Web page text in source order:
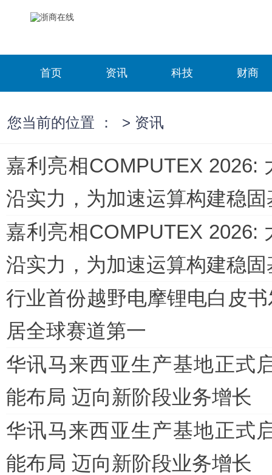
首页 资讯 科技 财商
您当前的位置 ： > 资讯
嘉利亮相COMPUTEX 2026:
沿实力，为加速运算构建稳固
嘉利亮相COMPUTEX 2026:
沿实力，为加速运算构建稳固
行业首份越野电摩锂电白皮
居全球赛道第一
华讯马来西亚生产基地正式
能布局 迈向新阶段业务增长
华讯马来西亚生产基地正式
能布局 迈向新阶段业务增长